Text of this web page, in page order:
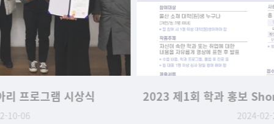
2023 제1회 학과 홍보 Shorts 영상 경진대회 대상